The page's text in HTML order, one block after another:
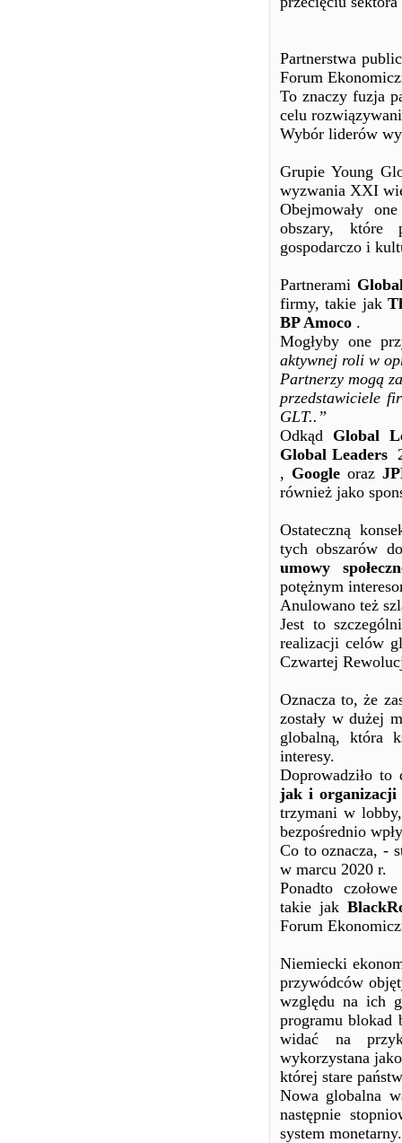
Partnerstwa
Forum
To znaczy fuzja
celu
Wybór liderów
Grupie Young
wyzwania XXI
Obejmowały
obszary, które
gospodarczo i
Partnerami
firmy, takie jak
BP Amoco .
Mogłyby one
aktywnej roli w
Partnerzy mogą
przedstawiciele
GLT..”
Odkąd Global
Global Leaders
, Google oraz
również jako
Ostateczną
tych obszarów
umowy
potężnym
Anulowano też
Jest to
realizacji celów
Czwartej
Oznacza to, że
zostały w dużej
globalną, która
interesy.
Doprowadziło
jak i organizacji
trzymani w
bezpośrednio
Co to oznacza, -
w marcu 2020 r.
Ponadto
takie jak
Forum
Niemiecki
przywódców
względu na ich
programu blokad
widać na
wykorzystana
której stare
Nowa globalna
następnie
system